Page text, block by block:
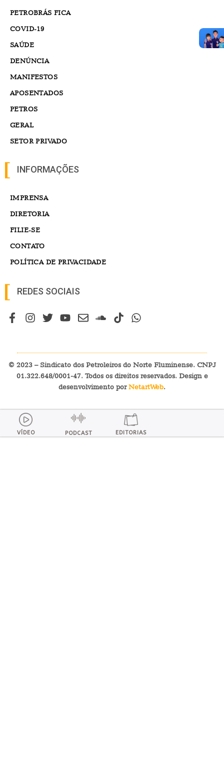
PETROBRÁS FICA
COVID-19
SAÚDE
DENÚNCIA
MANIFESTOS
APOSENTADOS
PETROS
GERAL
SETOR PRIVADO
INFORMAÇÕES
IMPRENSA
DIRETORIA
FILIE-SE
CONTATO
POLÍTICA DE PRIVACIDADE
REDES SOCIAIS
© 2023 – Sindicato dos Petroleiros do Norte Fluminense. CNPJ
01.322.648/0001-47. Todos os direitos reservados. Design e
desenvolvimento porNetartWeb.
VÍDEO PODCAST EDITORIAS